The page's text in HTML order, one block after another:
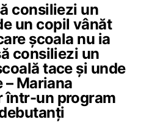
consiliezi un
un copil vânăt
școala nu ia
consiliezi un
tace și unde
– Mariana
într-un program